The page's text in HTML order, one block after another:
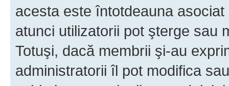
acesta este întotdeauna
atunci utilizatorii pot şterge sau
Totuşi, dacă membrii şi-au
administratorii îl pot modifica